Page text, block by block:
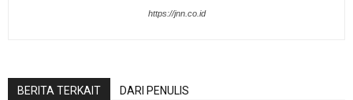
https://jnn.co.id
BERITA TERKAIT DARI PENULIS